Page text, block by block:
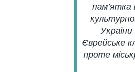
пам’ятка
Єврейське
проте